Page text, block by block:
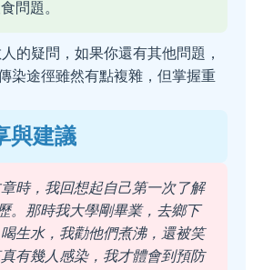
問題。
的疑問，如果你還有其他問題，
染途徑雖然有點複雜，但掌握重
與建議
時，我回想起自己第一次了解
。那時我大學剛畢業，去鄉下
生水，我勸他們煮沸，還被笑
有幾人感染，我才體會到預防